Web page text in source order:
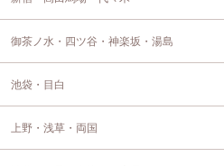
御茶ノ水・四ツ谷・神楽坂・湯島
池袋・目白
上野・浅草・両国